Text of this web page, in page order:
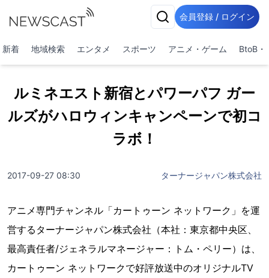
会員登録 / ログイン
新着 地域検索 エンタメ スポーツ アニメ・ゲーム BtoB・
ルミネエスト新宿とパワーパフ ガー
ルズがハロウィンキャンペーンで初コ
ラボ！
2017-09-27 08:30 ターナージャパン株式会社
アニメ専門チャンネル「カートゥーン ネットワーク」を運
営するターナージャパン株式会社（本社：東京都中央区、
最高責任者/ジェネラルマネージャー：トム・ペリー）は、
カートゥーン ネットワークで好評放送中のオリジナルTV